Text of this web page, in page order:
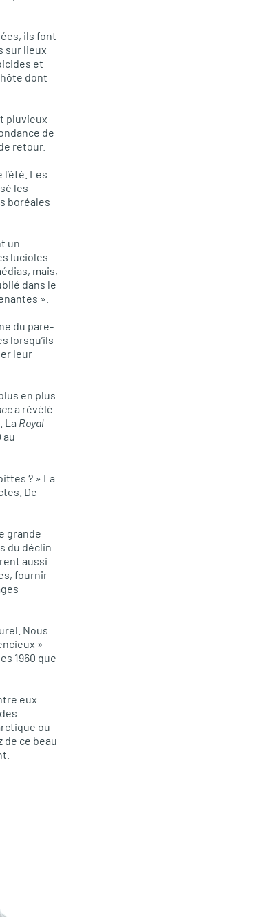
ils font
sur lieux
et
dont
pluvieux
de
retour.
Les
les
boréales
un
lucioles
mais,
dans le
».
du pare-
lorsqu’ils
leur
en plus
a révélé
La Royal
au
? » La
De
grande
du déclin
aussi
fournir
Nous
»
1960 que
eux
ou
ce beau